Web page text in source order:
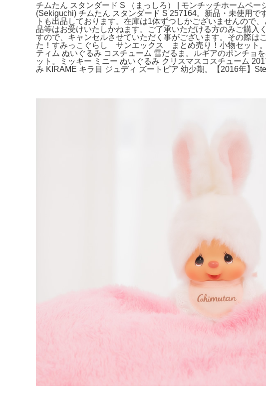
チムたん スタンダード S （まっしろ） | モンチッチホームペ
(Sekiguchi) チムたん スタンダード S 257164。新品・未使用
トも出品しております。在庫は1体ずつしかございませんので
品等はお受けいたしかねます。ご了承いただける方のみご購入
すので、キャンセルさせていただく事がございます。その際
た！すみっこぐらし サンエックス まとめ売り！小物セット
ティム ぬいぐるみ コスチューム 雪だるま。ルギアのポンチョ
ット。ミッキー ミニー ぬいぐるみ クリスマスコスチューム
み KIRAME キラ目 ジュディ ズートピア 幼少期。【2016年